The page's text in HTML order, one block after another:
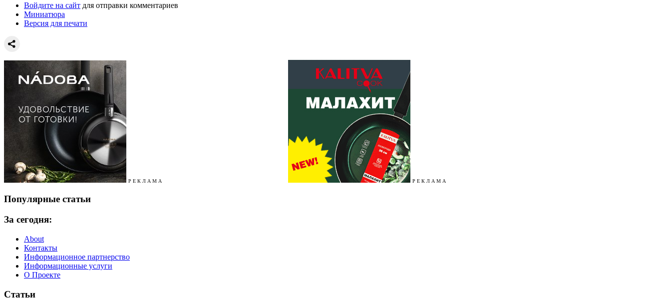
Войдите на сайт для отправки комментариев
Миниатюра
Версия для печати
Р Е К Л А М А Р Е К Л А М А
Популярные статьи
За сегодня:
About
Контакты
Информационное партнерство
Информационные услуги
О Проекте
Статьи